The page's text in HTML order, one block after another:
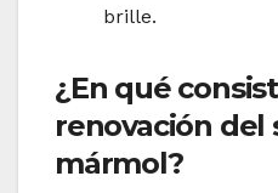
brille.
¿En qué
renovación del
mármol?